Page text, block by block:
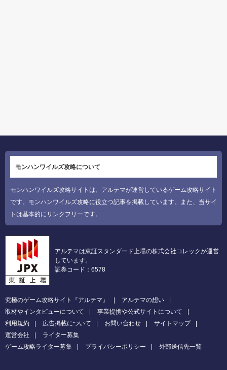
モンハンワイルズ攻略について
モンハンワイルズ攻略サイトは、アルテマが運営しているゲーム攻略サイト
です。モンハンワイルズ攻略に役立つ記事を掲載しています。また、当サイ
トは基本的にリンクフリーです。
アルテマは東証スタンダード上場の株式会社コレックが運営
しています。
証券コード：6578
究極のゲーム攻略サイト『アルテマ』
アルテマの想い
取材やインタビューについて
事業提携や公式サイトについて
利用規約
広告掲載について お問い合わせ
サイトマップ
運営会社
ライター募集
ゲーム攻略ライター募集
プライバシーポリシー 外部送信先一覧